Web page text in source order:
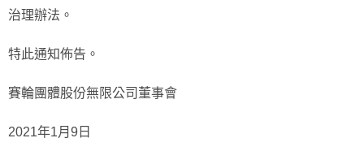
治理辦法。
特此通知佈告。
賽輪團體股份無限公司董事會
2021年1月9日